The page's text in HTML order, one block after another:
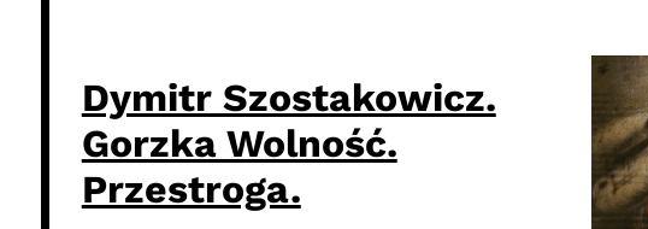
Dymitr Szostakowicz.
Gorzka Wolność.
Przestroga.